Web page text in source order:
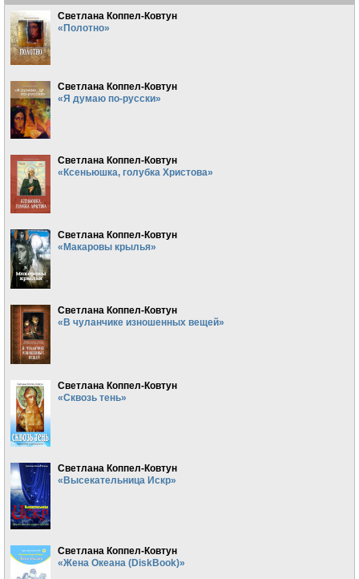
Светлана Коппел-Ковтун
«Полотно»
Светлана Коппел-Ковтун
«Я думаю по-русски»
Светлана Коппел-Ковтун
«Ксеньюшка, голубка Христова»
Светлана Коппел-Ковтун
«Макаровы крылья»
Светлана Коппел-Ковтун
«В чуланчике изношенных вещей»
Светлана Коппел-Ковтун
«Сквозь тень»
Светлана Коппел-Ковтун
«Высекательница Искр»
Светлана Коппел-Ковтун
«Жена Океана (DiskBook)»